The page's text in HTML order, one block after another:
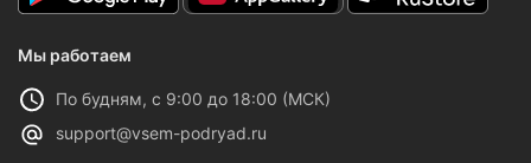
Мы работаем
По будням, с 9:00 до 18:00 (МСК)
support@vsem-podryad.ru